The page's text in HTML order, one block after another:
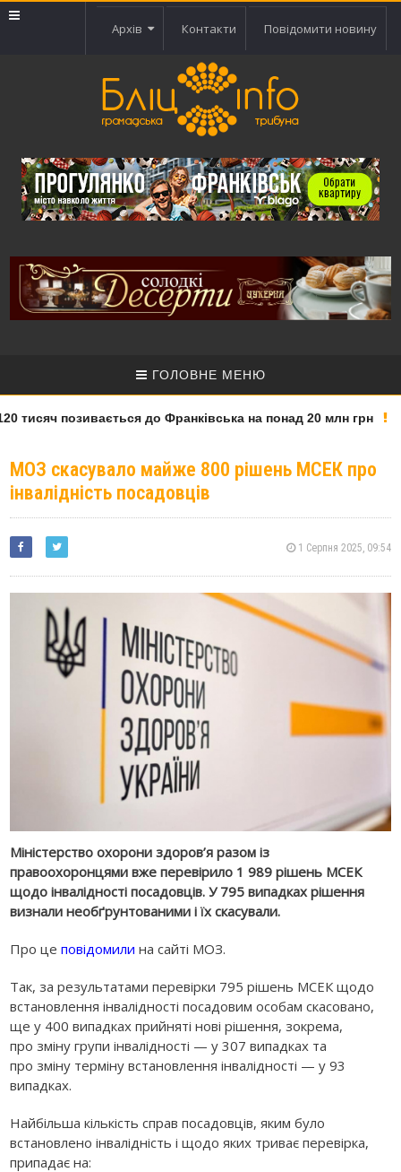
Архів Контакти Повідомити новину
ГОЛОВНЕ МЕНЮ
тисяч позивається до Франківська на понад 20 млн грн
МОЗ скасувало майже 800 рішень МСЕК про
інвалідність посадовців
1 Серпня 2025, 09:54
Міністерство охорони здоров’я разом із
правоохоронцями вже перевірило 1 989 рішень МСЕК
щодо інвалідності посадовців. У 795 випадках рішення
визнали необґрунтованими і їх скасували.
Про цеповідомилина сайті МОЗ.
Так, за результатами перевірки 795 рішень МСЕК щодо
встановлення інвалідності посадовим особам скасовано,
ще у 400 випадках прийняті нові рішення, зокрема,
про зміну групи інвалідності — у 307 випадках та
про зміну терміну встановлення інвалідності — у 93
випадках.
Найбільша кількість справ посадовців, яким було
встановлено інвалідність і щодо яких триває перевірка,
припадає на: